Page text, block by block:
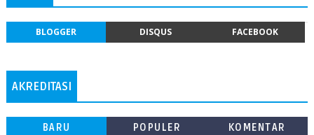
BLOGGER DISQUS FACEBOOK
AKREDITASI
BARU POPULER KOMENTAR